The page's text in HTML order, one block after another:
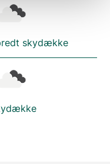
skydække